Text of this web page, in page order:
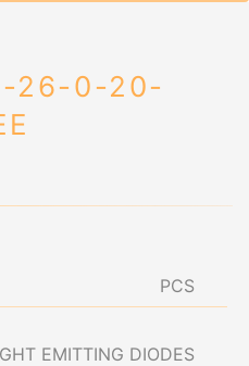
26-0-20-
PCS
EMITTING DIODES